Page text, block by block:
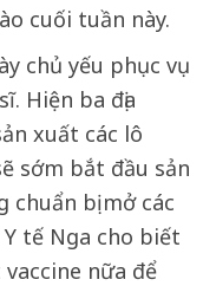
cuối tuần này.
chủ yếu phục vụ
Hiện ba địa
xuất các lô
sớm bắt đầu sản
chuẩn bị mở các
tế Nga cho biết
nữa để